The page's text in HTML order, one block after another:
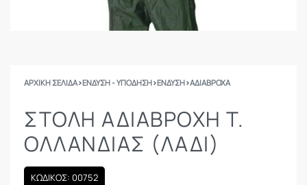
ΑΡΧΙΚΉ ΣΕΛΊΔΑ›ΕΝΔΥΣΗ - ΥΠΟΔΗΣΗ›ΕΝΔΥΣΗ›ΑΔΙΆΒΡΟΧΑ
ΣΤΟΛΉ ΑΔΙΆΒΡΟΧΗ Τ.
ΟΛΛΑΝΔΊΑΣ (ΛΑΔΊ)
ΚΩΔΙΚΟΣ: 00752